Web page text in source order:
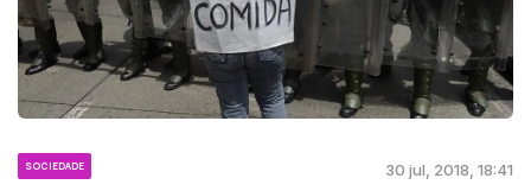
SOCIEDADE 30 jul, 2018, 18:41